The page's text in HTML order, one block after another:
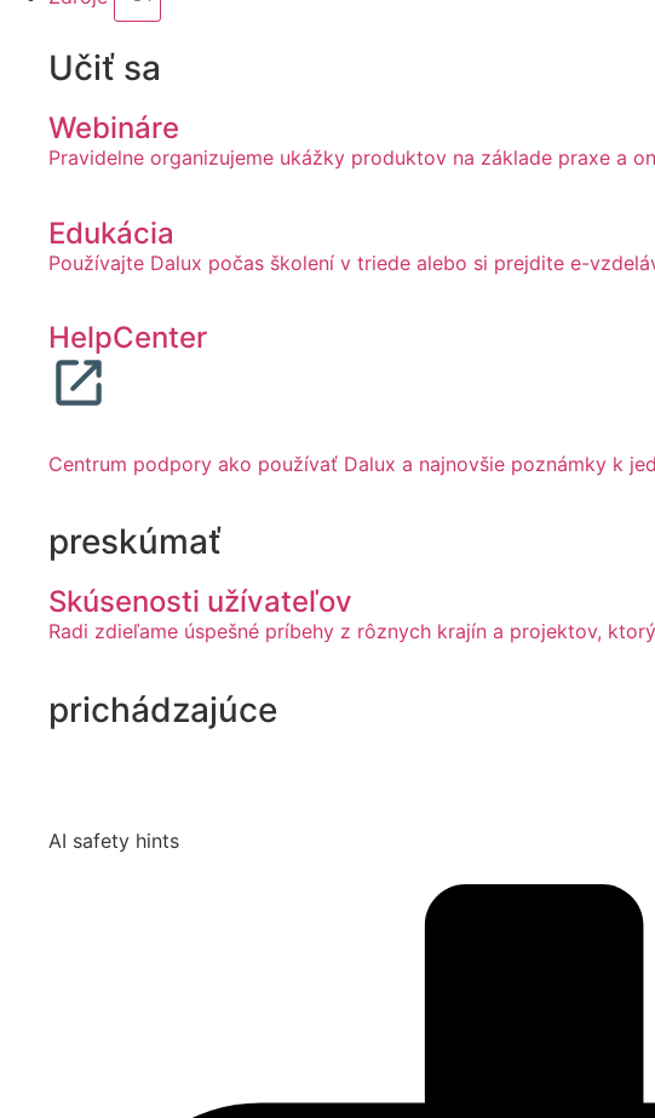
Učiť sa
Webináre
Pravidelne organizujeme ukážky produktov na základe praxe a
Edukácia
Používajte Dalux počas školení v triede alebo si prejdite e-
HelpCenter
Centrum podpory ako používať Dalux a najnovšie poznámky k
preskúmať
Skúsenosti užívateľov
Radi zdieľame úspešné príbehy z rôznych krajín a projektov,
prichádzajúce
AI safety hints